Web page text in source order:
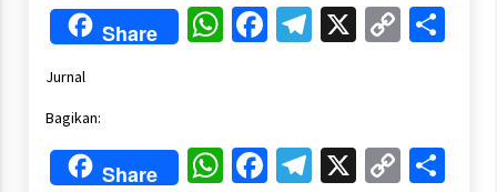
Share WhatsApp
Facebook
Telegram
X Copy
Jurnal
Bagikan:
Share WhatsApp
Facebook
Telegram
X Copy